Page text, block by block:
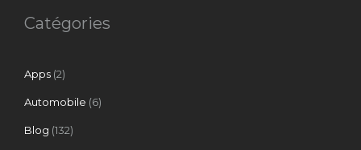
Catégories
Apps (2)
Automobile (6)
Blog (132)